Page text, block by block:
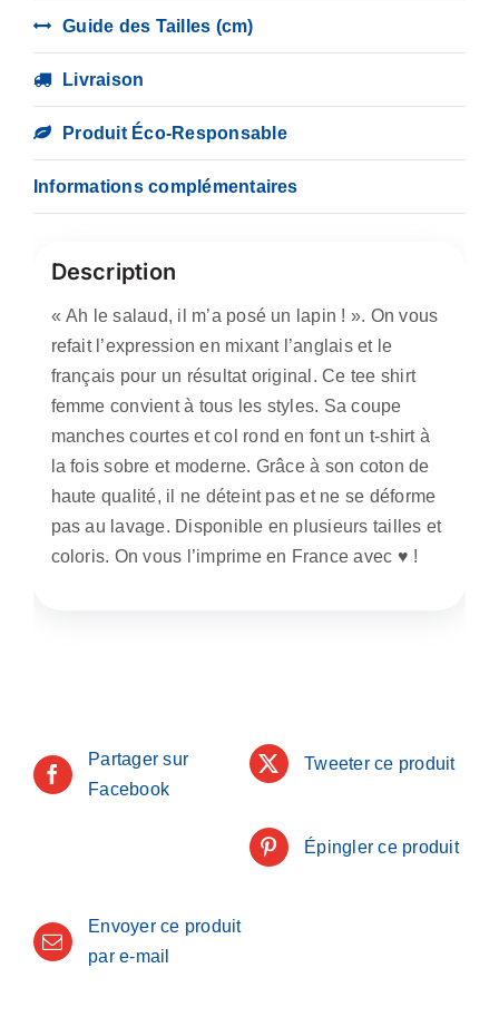
me
rabbit
!
Guide des Tailles (cm)
Livraison
Produit Éco-Responsable
Informations complémentaires
Description
« Ah le salaud, il m’a posé un lapin ! ». On vous
refait l’expression en mixant l’anglais et le
français pour un résultat original. Ce tee shirt
femme convient à tous les styles. Sa coupe
manches courtes et col rond en font un t-shirt à
la fois sobre et moderne. Grâce à son coton de
haute qualité, il ne déteint pas et ne se déforme
pas au lavage. Disponible en plusieurs tailles et
coloris. On vous l’imprime en France avec ♥️ !
Partager sur
Facebook
Tweeter ce produit
Épingler ce produit
Envoyer ce produit
par e-mail